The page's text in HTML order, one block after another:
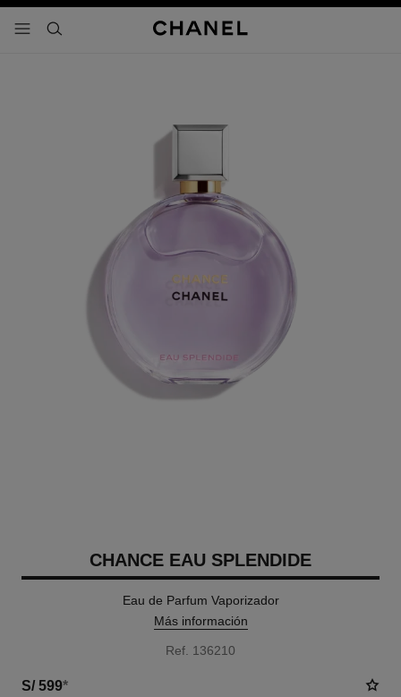
- navegación principal
buscar
CHANCE EAU SPLENDIDE
Eau de Parfum Vaporizador
Más información
Ref. 136210
S/ 599*